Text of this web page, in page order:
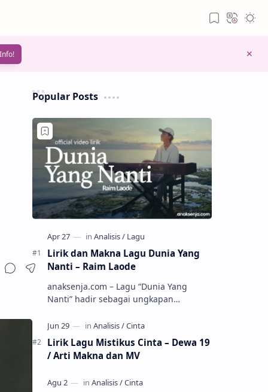
Info!
Popular Posts
Lirik dan Makna Lagu Dunia Yang
Nanti – Raim Laode
anaksenja.com – Lagu “Dunia Yang
Nanti” hadir sebagai ungkapan
tak selalu bisa dimiliki. Mengangkat
kisah du…
Lirik Lagu Mistikus Cinta – Dewa 19
/ Arti Makna dan MV